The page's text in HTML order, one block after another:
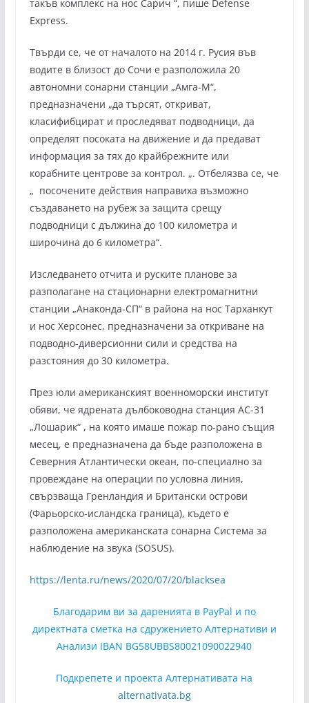
такъв комплекс на нос Сарич “, пише Defense
Express.
Твърди се, че от началото на 2014 г. Русия във
водите в близост до Сочи е разположила 20
автономни сонарни станции „Амга-М“,
предназначени „да търсят, откриват,
класифибцират и проследяват подводници, да
определят посоката на движение и да предават
информация за тях до крайбрежните или
корабните центрове за контрол. „. Отбелязва се, че
„ посочените действия направиха възможно
създаването на рубеж за защита срещу
подводници с дължина до 100 километра и
широчина до 6 километра“.
Изследването отчита и руските планове за
разполагане на стационарни електромагнитни
станции „Анаконда-СП“ в района на нос Тарханкут
и нос Херсонес, предназначени за откриване на
подводно-диверсионни сили и средства на
разстояния до 30 километра.
През юли американският военноморски институт
обяви, че ядрената дълбоководна станция АС-31
„Лошарик“ , на която имаше пожар по-рано същия
месец, е предназначена да бъде разположена в
Северния Атлантически океан, по-специално за
провеждане на операции по условна линия,
свързваща Гренландия и Британски острови
(Фарьорско-исландска граница), където е
разположена американската сонарна Система за
наблюдение на звука (SOSUS).
https://lenta.ru/news/2020/07/20/blacksea
Благодарим ви за даренията в PayPal и по
директната сметка на сдружението Алтернативи и
Анализи IBAN BG58UBBS80021090022940
Подкрепете и проекта Алтернативата на
alternativata.bg